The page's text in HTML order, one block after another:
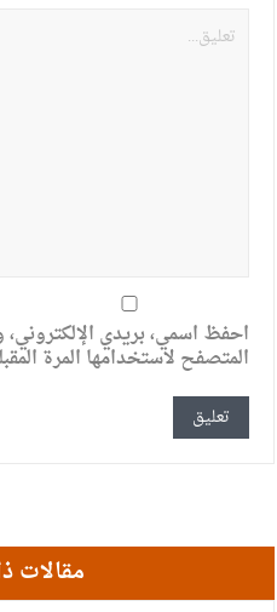
احفظ اسمي، بريدي الإلكتروني،
المتصفح لاستخدامها المرة
مقالات